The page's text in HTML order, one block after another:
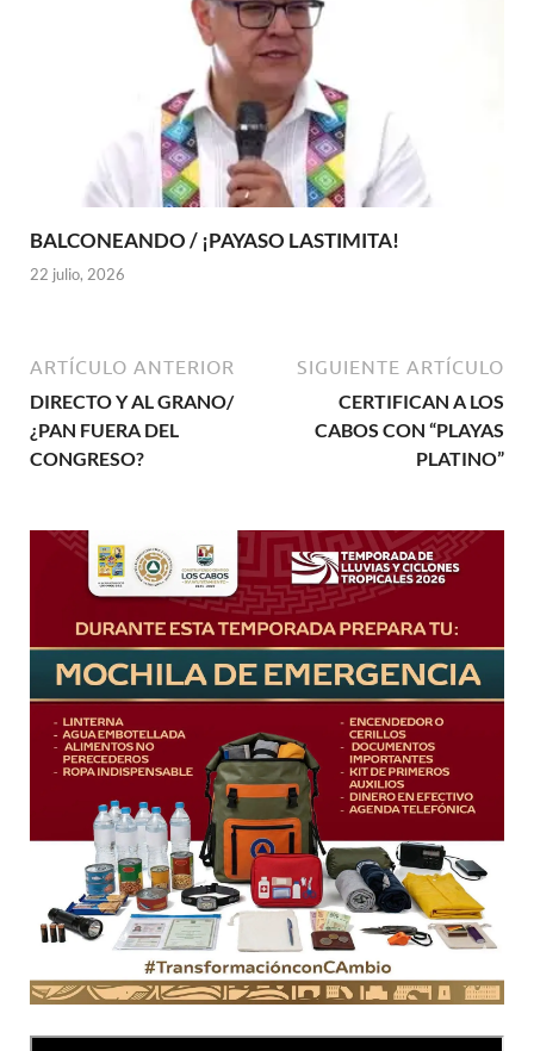
BALCONEANDO / ¡PAYASO LASTIMITA!
22 julio, 2026
ARTÍCULO ANTERIOR
DIRECTO Y AL GRANO/
¿PAN FUERA DEL
CONGRESO?
SIGUIENTE ARTÍCULO
CERTIFICAN A LOS
CABOS CON “PLAYAS
PLATINO”